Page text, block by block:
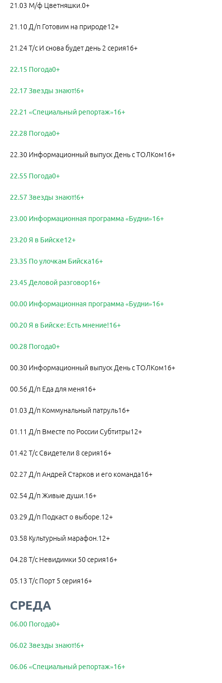
21.03 М/ф Цветняшки.0+
21.10 Д/п Готовим на природе12+
21.24 Т/с И снова будет день 2 серия16+
22.15 Погода0+
22.17 Звезды знают!6+
22.21 «Специальный репортаж»16+
22.28 Погода0+
22.30 Информационный выпуск День с ТОЛКом16+
22.55 Погода0+
22.57 Звезды знают!6+
23.00 Информационная программа «Будни»16+
23.20 Я в Бийске12+
23.35 По улочкам Бийска16+
23.45 Деловой разговор16+
00.00 Информационная программа «Будни»16+
00.20 Я в Бийске: Есть мнение!16+
00.28 Погода0+
00.30 Информационный выпуск День с ТОЛКом16+
00.56 Д/п Еда для меня16+
01.03 Д/п Коммунальный патруль16+
01.11 Д/п Вместе по России Субтитры12+
01.42 Т/с Свидетели 8 серия16+
02.27 Д/п Андрей Старков и его команда16+
02.54 Д/п Живые души.16+
03.29 Д/п Подкаст о выборе.12+
03.58 Культурный марафон.12+
04.28 Т/с Невидимки 50 серия16+
05.13 Т/с Порт 5 серия16+
СРЕДА
06.00 Погода0+
06.02 Звезды знают!6+
06.06 «Специальный репортаж»16+